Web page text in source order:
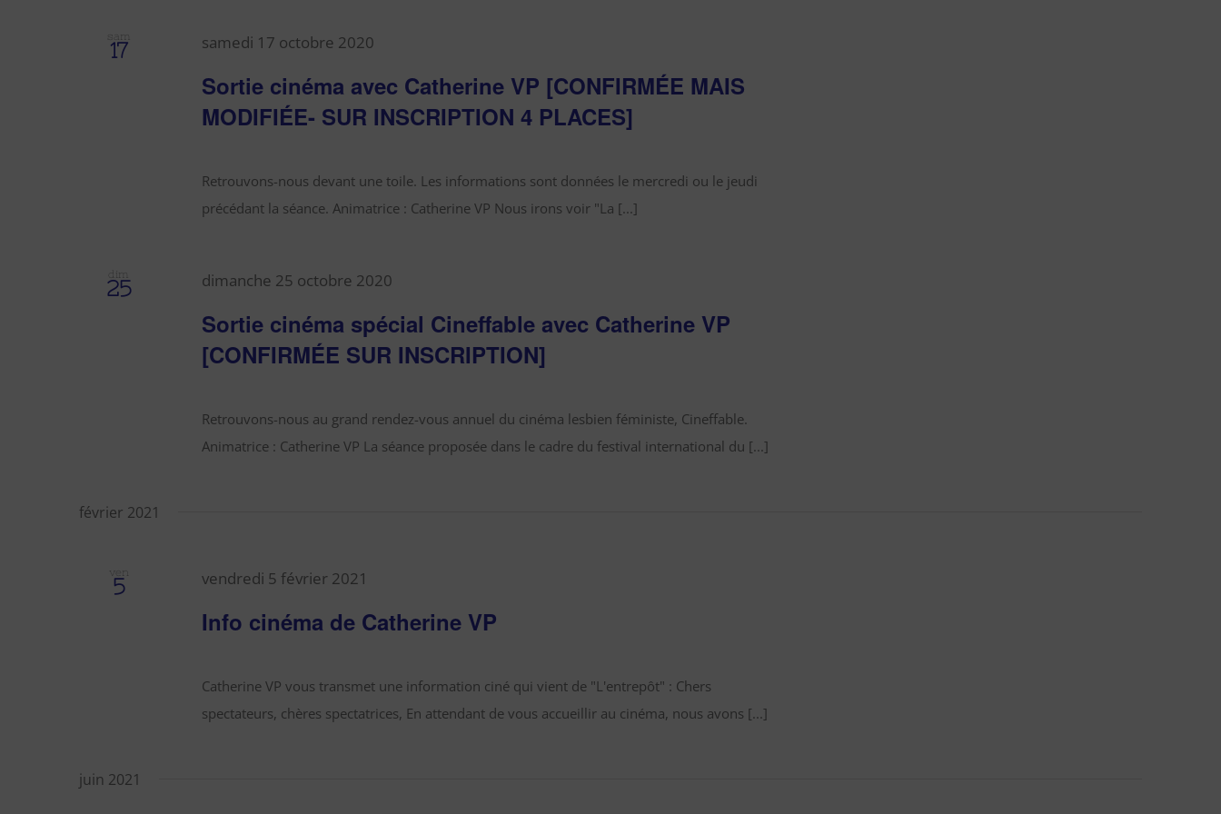
sam
17
Sortie cinéma avec Catherine VP [CONFIRMÉE MAIS
MODIFIÉE- SUR INSCRIPTION 4 PLACES]
samedi 17 octobre 2020
Retrouvons-nous devant une toile. Les informations sont données le mercredi ou le jeudi
précédant la séance. Animatrice : Catherine VP Nous irons voir "La [...]
dim
25
Sortie cinéma spécial Cineffable avec Catherine VP
[CONFIRMÉE SUR INSCRIPTION]
dimanche 25 octobre 2020
Retrouvons-nous au grand rendez-vous annuel du cinéma lesbien féministe, Cineffable.
Animatrice : Catherine VP La séance proposée dans le cadre du festival international du [...]
février 2021
ven
5
Info cinéma de Catherine VP
vendredi 5 février 2021
Catherine VP vous transmet une information ciné qui vient de "L'entrepôt" : Chers
spectateurs, chères spectatrices, En attendant de vous accueillir au cinéma, nous avons [...]
juin 2021